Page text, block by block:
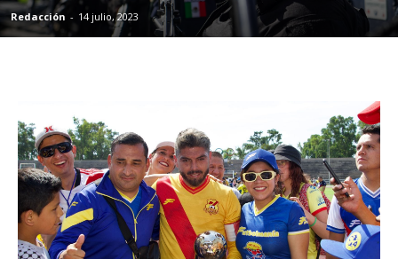
Redacción - 14 julio, 2023